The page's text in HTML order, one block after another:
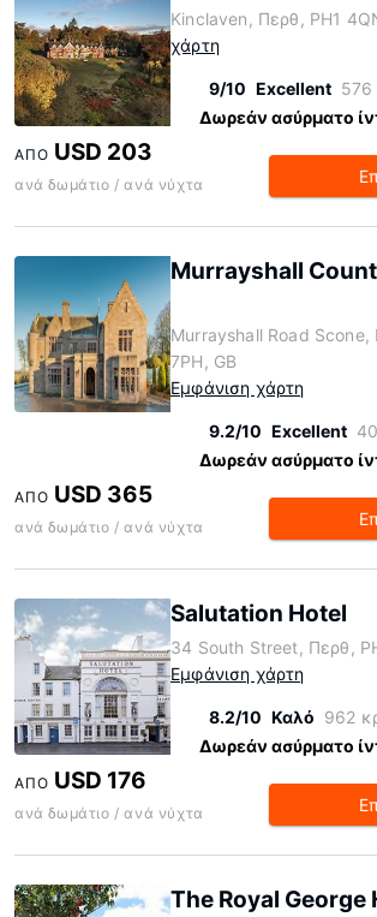
Kinclaven, Περθ, PH1
χάρτη
9/10 Excellent 576
Δωρεάν ασύρματο
ΑΠΌ USD 203
ανά δωμάτιο / ανά νύχτα
Murrayshall
Murrayshall Road Scone,
7PH, GB
Εμφάνιση χάρτη
9.2/10 Excellent
Δωρεάν ασύρματο
ΑΠΌ USD 365
ανά δωμάτιο / ανά νύχτα
Salutation Hotel
34 South Street, Περθ,
Εμφάνιση χάρτη
8.2/10 Καλό 962
Δωρεάν ασύρματο
ΑΠΌ USD 176
ανά δωμάτιο / ανά νύχτα
The Royal George